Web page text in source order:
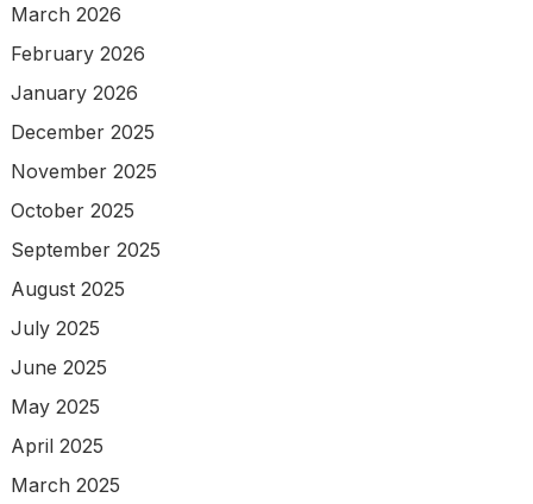
March 2026
February 2026
January 2026
December 2025
November 2025
October 2025
September 2025
August 2025
July 2025
June 2025
May 2025
April 2025
March 2025